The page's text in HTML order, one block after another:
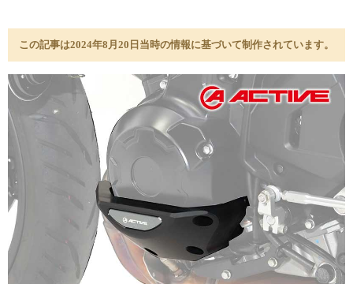
この記事は2024年8月20日当時の情報に基づいて制作されています。